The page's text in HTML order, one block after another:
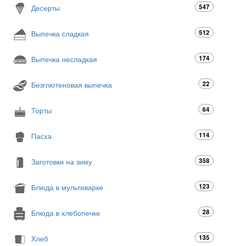
Десерты 547
Выпечка сладкая 512
Выпечка несладкая 174
Безглютеновая выпечка 22
Торты 64
Пасха 114
Заготовки на зиму 358
Блюда в мультиварке 123
Блюда в хлебопечке 28
Хлеб 135